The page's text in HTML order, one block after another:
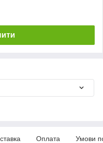
Оплата Умови